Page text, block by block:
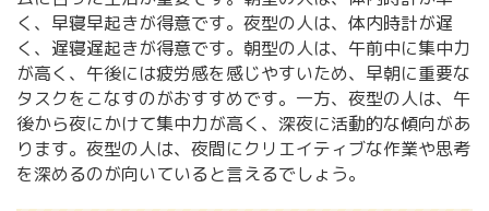
く、早寝早起きが得意です。夜型の人は、体内時計が遅
く、遅寝遅起きが得意です。朝型の人は、午前中に集中力
が高く、午後には疲労感を感じやすいため、早朝に重要な
タスクをこなすのがおすすめです。一方、夜型の人は、午
後から夜にかけて集中力が高く、深夜に活動的な傾向があ
ります。夜型の人は、夜間にクリエイティブな作業や思考
を深めるのが向いていると言えるでしょう。